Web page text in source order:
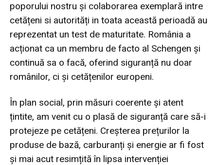
poporului nostru și colaborarea exemplară intre
cetățeni si autorități in toata această perioadă au
reprezentat un test de maturitate. România a
acționat ca un membru de facto al Schengen și
continuă sa o facă, oferind siguranță nu doar
românilor, ci și cetățenilor europeni.
În plan social, prin măsuri coerente și atent
țintite, am venit cu o plasă de siguranță care să-i
protejeze pe cetățeni. Creșterea prețurilor la
produse de bază, carburanți și energie ar fi fost
și mai acut resimțită în lipsa intervenției